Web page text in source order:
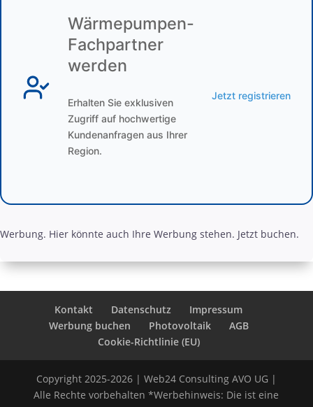
Wärmepumpen-
Fachpartner
werden
Erhalten Sie exklusiven
Zugriff auf hochwertige
Kundenanfragen aus Ihrer
Region.
Jetzt registrieren
Werbung. Hier könnte auch Ihre Werbung stehen. Jetzt buchen.
Kontakt Datenschutz
Impressum
Werbung buchen
Photovoltaik
AGB
Cookie-Richtlinie (EU)
Copyright 2025-2026 | Web24 Consulting AVO UG |
Alle Rechte vorbehalten *Werbehinweis: Die ist eine